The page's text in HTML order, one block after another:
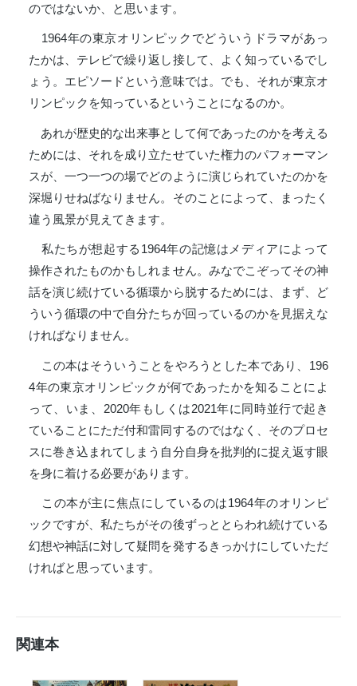
のではないか、と思います。
1964年の東京オリンピックでどういうドラマがあっ
たかは、テレビで繰り返し接して、よく知っているでし
ょう。エピソードという意味では。でも、それが東京オ
リンピックを知っているということになるのか。
あれが歴史的な出来事として何であったのかを考える
ためには、それを成り立たせていた権力のパフォーマン
スが、一つ一つの場でどのように演じられていたのかを
深堀りせねばなりません。そのことによって、まったく
違う風景が見えてきます。
私たちが想起する1964年の記憶はメディアによって
操作されたものかもしれません。みなでこぞってその神
話を演じ続けている循環から脱するためには、まず、ど
ういう循環の中で自分たちが回っているのかを見据えな
ければなりません。
この本はそういうことをやろうとした本であり、196
4年の東京オリンピックが何であったかを知ることによ
って、いま、2020年もしくは2021年に同時並行で起き
ていることにただ付和雷同するのではなく、そのプロセ
スに巻き込まれてしまう自分自身を批判的に捉え返す眼
を身に着ける必要があります。
この本が主に焦点にしているのは1964年のオリンピ
ックですが、私たちがその後ずっととらわれ続けている
幻想や神話に対して疑問を発するきっかけにしていただ
ければと思っています。
関連本